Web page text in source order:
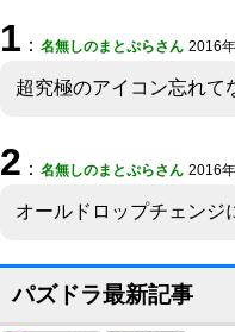
1 ： 名無しのまとぷらさん 2016
超究極のアイコン忘れて
2 ： 名無しのまとぷらさん 2016
オールドロップチェンジ
パズドラ最新記事